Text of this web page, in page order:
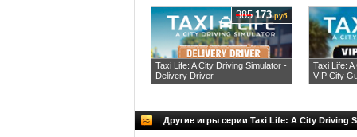
Taxi Life: A City Driving Simulator -
Delivery Driver
385 173руб
Taxi Life:
VIP City
Другие игры серии Taxi Life: A City Driving